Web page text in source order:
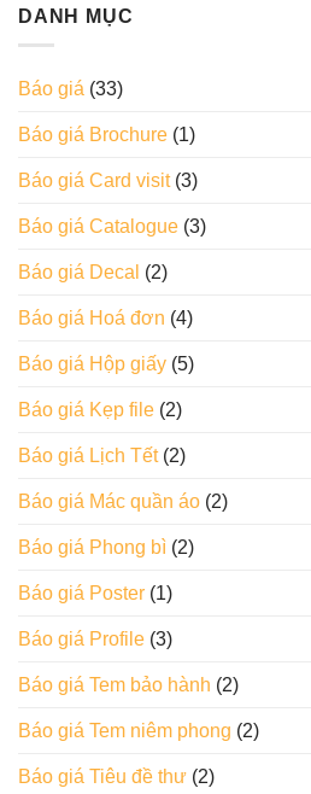
DANH MỤC
Báo giá (33)
Báo giá Brochure (1)
Báo giá Card visit(3)
Báo giá Catalogue (3)
Báo giá Decal (2)
Báo giá Hoá đơn (4)
Báo giá Hộp giấy (5)
Báo giá Kẹp file (2)
Báo giá Lịch Tết(2)
Báo giá Mác quần áo (2)
Báo giá Phong bì (2)
Báo giá Poster (1)
Báo giá Profile (3)
Báo giá Tem bảo hành (2)
Báo giá Tem niêm phong (2)
Báo giá Tiêu đề thư (2)